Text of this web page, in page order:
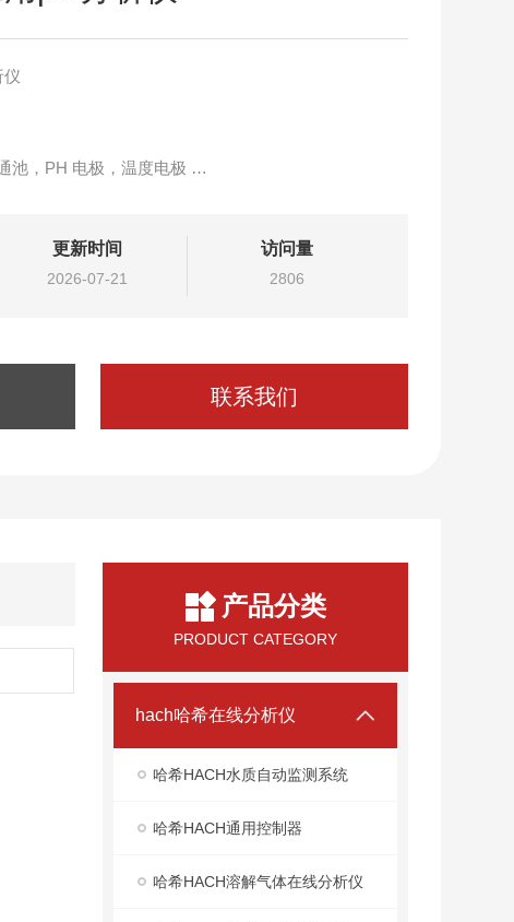
仪
池，PH 电极，温度电极
，不需要维护
要任何其他设施
更新时间
2026-07-21
访问量
2806
联系我们
产品分类
PRODUCT CATEGORY
hach哈希在线分析仪
哈希HACH水质自动监测系统
哈希HACH通用控制器
哈希HACH溶解气体在线分析仪